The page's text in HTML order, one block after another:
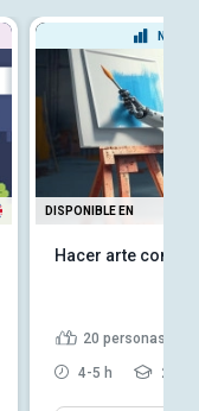
NIVEL
DISPONIBLE EN
Hacer arte con
20 personas les
4-5 h